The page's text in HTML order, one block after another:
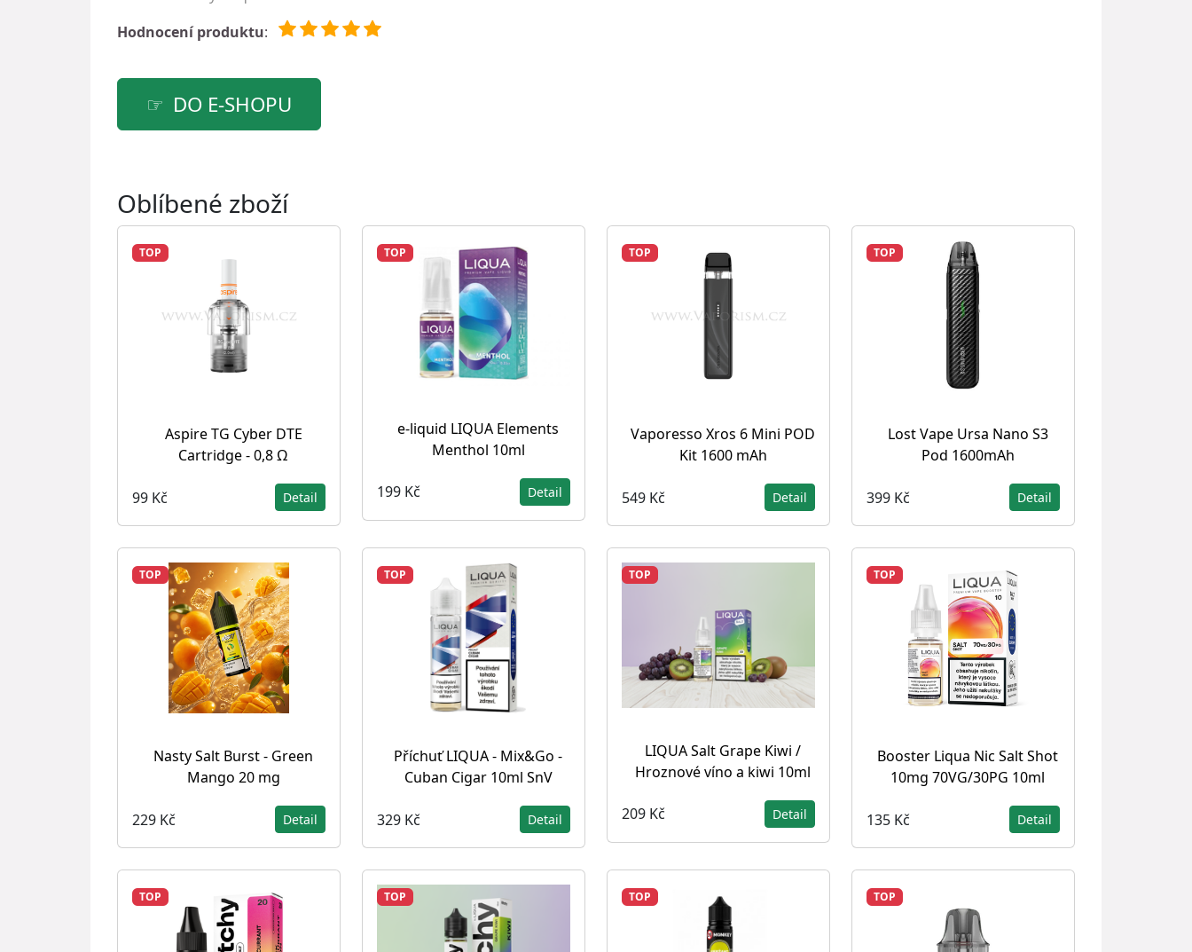
Hodnocení produktu:
DO E-SHOPU
Oblíbené zboží
TOP
Aspire TG Cyber DTE
Cartridge - 0,8 Ω
99 Kč Detail
TOP
e-liquid LIQUA Elements
Menthol 10ml
199 Kč Detail
TOP
Vaporesso Xros 6 Mini POD
Kit 1600 mAh
549 Kč Detail
TOP
Lost Vape Ursa Nano S3
Pod 1600mAh
399 Kč Detail
TOP
Nasty Salt Burst - Green
Mango 20 mg
229 Kč Detail
TOP
Příchuť LIQUA - Mix&Go -
Cuban Cigar 10ml SnV
329 Kč Detail
TOP
LIQUA Salt Grape Kiwi /
Hroznové víno a kiwi 10ml
209 Kč Detail
TOP
Booster Liqua Nic Salt Shot
10mg 70VG/30PG 10ml
135 Kč Detail
TOP TOP TOP TOP